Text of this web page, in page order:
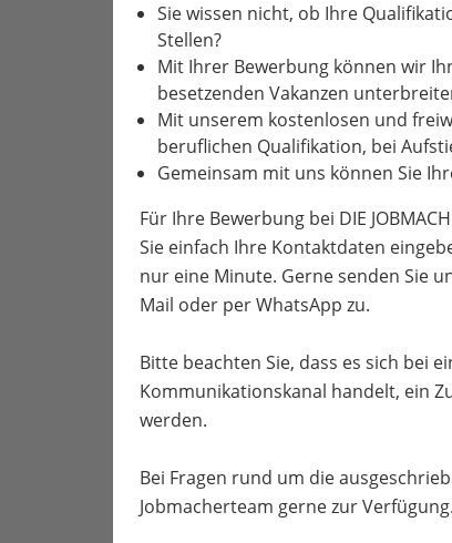
Sie wissen nicht, ob Ihre
Stellen?
Mit Ihrer Bewerbung können wir
besetzenden Vakanzen
Mit unserem kostenlosen und
beruflichen Qualifikation, bei
Gemeinsam mit uns können Sie
Für Ihre Bewerbung bei DIE
Sie einfach Ihre Kontaktdaten
nur eine Minute. Gerne senden Sie
Mail oder per WhatsApp zu.
Bitte beachten Sie, dass es sich bei
Kommunikationskanal handelt, ein
werden.
Bei Fragen rund um die
Jobmacherteam gerne zur Verfügung.